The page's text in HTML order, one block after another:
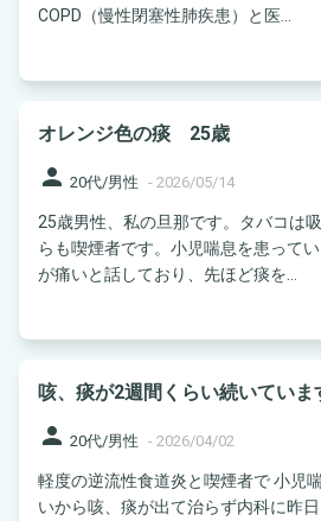
COPD（慢性閉塞性肺疾患）と医...
オレンジ色の痰 25歳
person 20代/男性 - 2026/05/14
25歳男性、私の旦那です。タバコは
らも喫煙者です。小児喘息を患っていました。
が痛いと話しており、先ほど痰を...
咳、痰が2週間くらい続いていま
person 20代/男性 - 2026/04/02
軽度の逆流性食道炎と喫煙者で 小児
いから咳、痰が出て治らず内科に昨